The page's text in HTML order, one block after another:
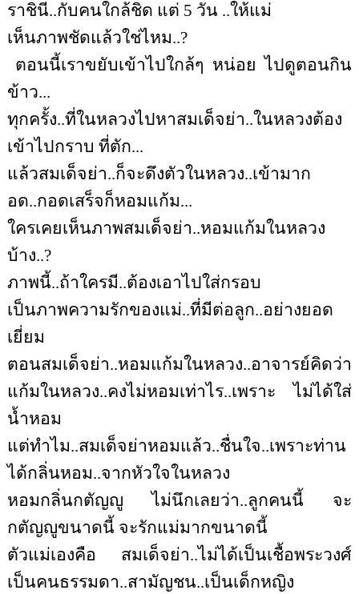
ราชินี..กับคนใกล้ชิด แต่ 5 วัน ..ให้แม่
เห็นภาพชัดแล้วใช่ไหม..?
ตอนนี้เราขยับเข้าไปใกล้ๆ หน่อย ไปดูตอนกิน
ข้าว...
ทุกครั้ง..ที่ในหลวงไปหาสมเด็จย่า..ในหลวงต้อง
เข้าไปกราบ ที่ตัก...
แล้วสมเด็จย่า..ก็จะดึงตัวในหลวง..เข้ามาก
อด..กอดเสร็จก็หอมแก้ม...
ใครเคยเห็นภาพสมเด็จย่า..หอมแก้มในหลวง
บ้าง..?
ภาพนี้..ถ้าใครมี..ต้องเอาไปใส่กรอบ
เป็นภาพความรักของแม่..ที่มีต่อลูก..อย่างยอด
เยี่ยม
ตอนสมเด็จย่า..หอมแก้มในหลวง..อาจารย์คิดว่า
แก้มในหลวง..คงไม่หอมเท่าไร..เพราะ ไม่ได้ใส่
น้ำหอม
แต่ทำไม..สมเด็จย่าหอมแล้ว..ชื่นใจ..เพราะท่าน
ได้กลิ่นหอม..จากหัวใจในหลวง
หอมกลิ่นกตัญญู ไม่นึกเลยว่า..ลูกคนนี้ จะ
กตัญญูขนาดนี้ จะรักแม่มากขนาดนี้
ตัวแม่เองคือ สมเด็จย่า..ไม่ได้เป็นเชื้อพระวงศ์
เป็นคนธรรมดา..สามัญชน..เป็นเด็กหญิง